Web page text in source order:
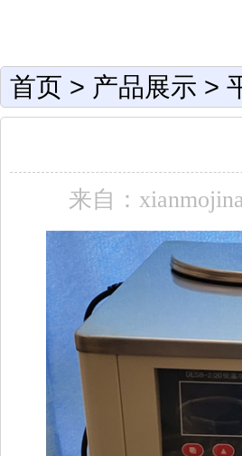
首页 > 产品展示 >
来自：